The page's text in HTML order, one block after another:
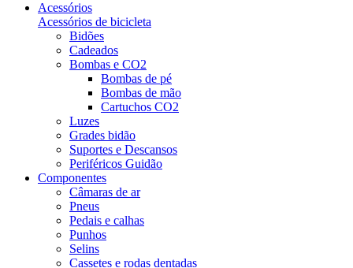
Acessórios
Acessórios de bicicleta
Bidões
Cadeados
Bombas e CO2
Bombas de pé
Bombas de mão
Cartuchos CO2
Luzes
Grades bidão
Suportes e Descansos
Periféricos Guidão
Componentes
Câmaras de ar
Pneus
Pedais e calhas
Punhos
Selins
Cassetes e rodas dentadas